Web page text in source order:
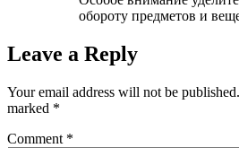
обороту предметов и
Leave a Reply
Your email address will not be published.
marked *
Comment *